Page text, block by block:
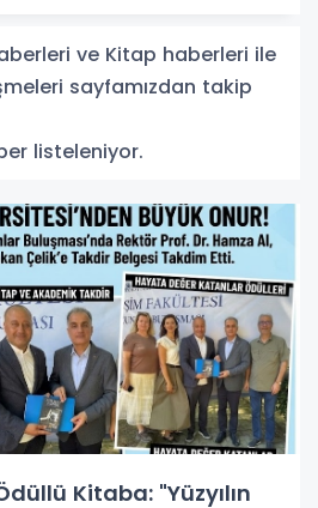
ve Kitap haberleri ile
sayfamızdan takip
listeleniyor.
Kitaba: "Yüzyılın